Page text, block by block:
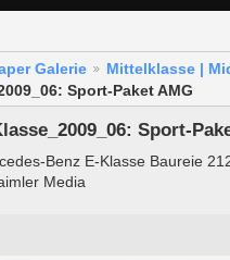
Galerie
Mittelklasse |
Sport-Paket AMG
Sport-
Benz E-Klasse Baureie
Media